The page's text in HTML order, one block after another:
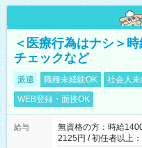
＜医療行為はナシ＞
チェックなど
派遣 職種未経験OK 社会人
WEB登録・面接OK
給与
無資格の方：時給
2125円 / 初任者以上